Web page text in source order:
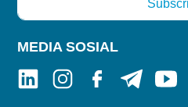
MEDIA SOSIAL